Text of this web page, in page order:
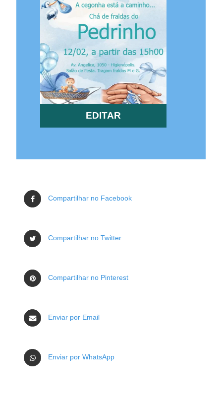
EDITAR
Compartilhar no Facebook
Compartilhar no Twitter
Compartilhar no Pinterest
Enviar por Email
Enviar por WhatsApp